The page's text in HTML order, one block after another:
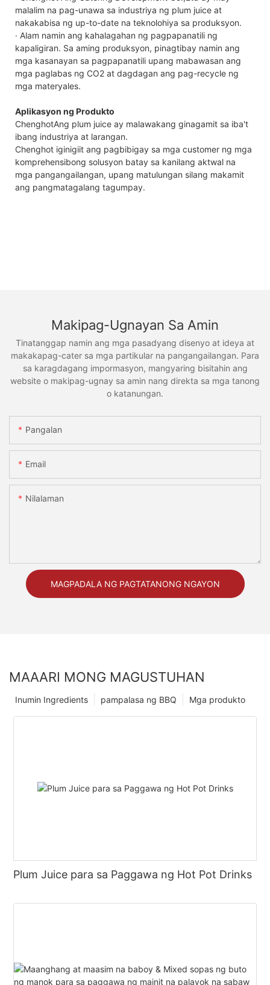
malalim na pag-unawa sa industriya ng plum juice at
nakakabisa ng up-to-date na teknolohiya sa produksyon.
· Alam namin ang kahalagahan ng pagpapanatili ng
kapaligiran. Sa aming produksyon, pinagtibay namin ang
mga kasanayan sa pagpapanatili upang mabawasan ang
mga paglabas ng CO2 at dagdagan ang pag-recycle ng
mga materyales.
Aplikasyon ng Produkto
ChenghotAng plum juice ay malawakang ginagamit sa iba't
ibang industriya at larangan.
Chenghot iginigiit ang pagbibigay sa mga customer ng mga
komprehensibong solusyon batay sa kanilang aktwal na
mga pangangailangan, upang matulungan silang makamit
ang pangmatagalang tagumpay.
Makipag-Ugnayan Sa Amin
Tinatanggap namin ang mga pasadyang disenyo at ideya at
makakapag-cater sa mga partikular na pangangailangan. Para
sa karagdagang impormasyon, mangyaring bisitahin ang
website o makipag-ugnay sa amin nang direkta sa mga tanong
o katanungan.
Pangalan
Email
Nilalaman
MAGPADALA NG PAGTATANONG NGAYON
MAAARI MONG MAGUSTUHAN
Mga produkto
pampalasa ng BBQ
Inumin Ingredients
Plum Juice para sa Paggawa ng Hot Pot Drinks